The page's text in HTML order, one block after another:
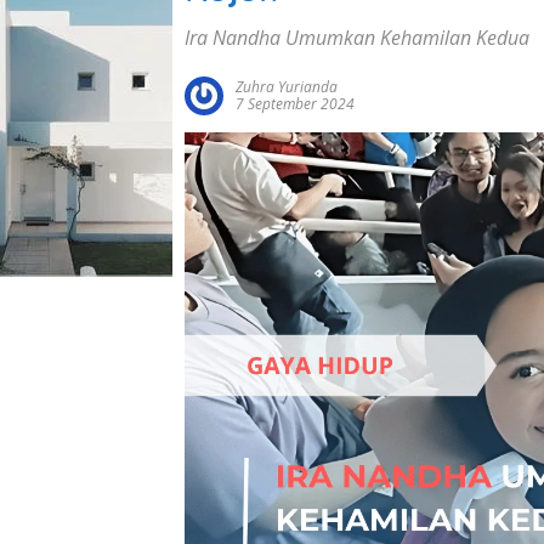
Ira Nandha Umumkan Kehamilan Kedua
Zuhra Yurianda
7 September 2024